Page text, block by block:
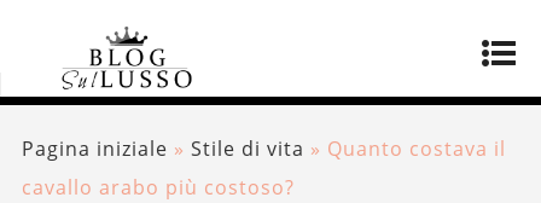
Pagina iniziale » Stile di vita » Quanto costava il
cavallo arabo più costoso?